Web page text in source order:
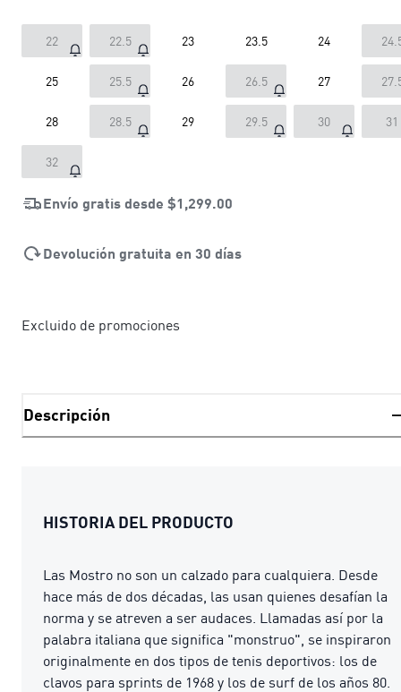
22 22.5 23 23.5 24
25 25.5 26 26.5 27
28 28.5 29 29.5 30 31
32
Envío gratis desde $1,299.00
Devolución gratuita en 30 días
Excluido de promociones
Descripción
HISTORIA DEL PRODUCTO
Las Mostro no son un calzado para cualquiera. Desde
hace más de dos décadas, las usan quienes desafían la
norma y se atreven a ser audaces. Llamadas así por la
palabra italiana que significa "monstruo", se inspiraron
originalmente en dos tipos de tenis deportivos: los de
clavos para sprints de 1968 y los de surf de los años 80.